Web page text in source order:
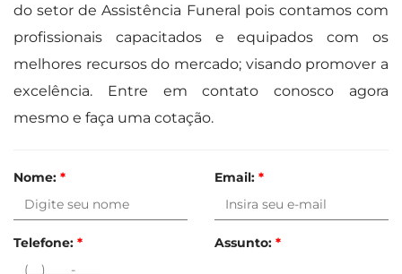
do setor de Assistência Funeral pois contamos com
profissionais capacitados e equipados com os
melhores recursos do mercado; visando promover a
excelência. Entre em contato conosco agora
mesmo e faça uma cotação.
Nome: * Email: *
Telefone: * Assunto: *